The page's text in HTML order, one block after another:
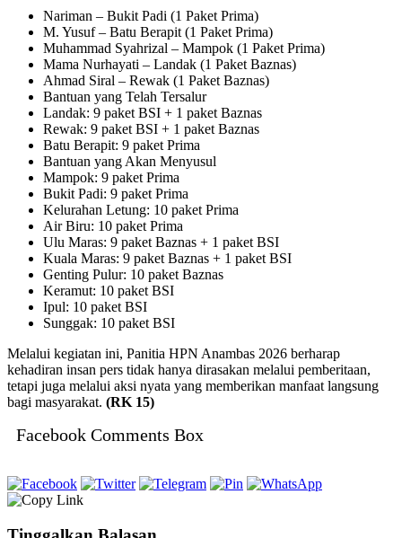
Nariman – Bukit Padi (1 Paket Prima)
M. Yusuf – Batu Berapit (1 Paket Prima)
Muhammad Syahrizal – Mampok (1 Paket Prima)
Mama Nurhayati – Landak (1 Paket Baznas)
Ahmad Siral – Rewak (1 Paket Baznas)
Bantuan yang Telah Tersalur
Landak: 9 paket BSI + 1 paket Baznas
Rewak: 9 paket BSI + 1 paket Baznas
Batu Berapit: 9 paket Prima
Bantuan yang Akan Menyusul
Mampok: 9 paket Prima
Bukit Padi: 9 paket Prima
Kelurahan Letung: 10 paket Prima
Air Biru: 10 paket Prima
Ulu Maras: 9 paket Baznas + 1 paket BSI
Kuala Maras: 9 paket Baznas + 1 paket BSI
Genting Pulur: 10 paket Baznas
Keramut: 10 paket BSI
Ipul: 10 paket BSI
Sunggak: 10 paket BSI
Melalui kegiatan ini, Panitia HPN Anambas 2026 berharap
kehadiran insan pers tidak hanya dirasakan melalui pemberitaan,
tetapi juga melalui aksi nyata yang memberikan manfaat langsung
bagi masyarakat. (RK 15)
Facebook Comments Box